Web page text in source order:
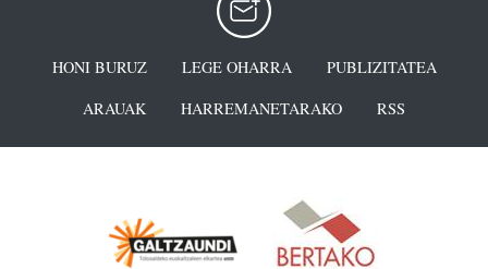
HONI BURUZ LEGE OHARRA
PUBLIZITATEA
ARAUAK
HARREMANETARAKO RSS